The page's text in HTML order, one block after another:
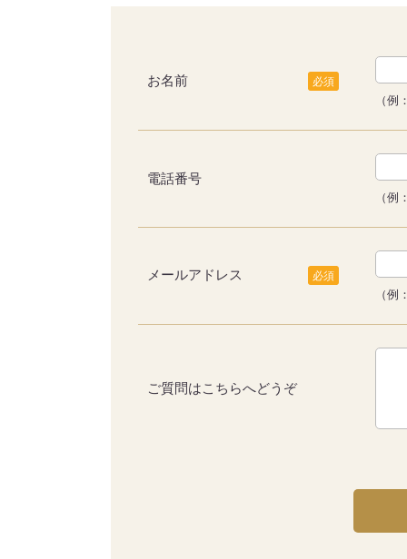
お名前 必須
（例
電話番号
（
メールアドレス 必須
（
ご質問はこちらへどうぞ